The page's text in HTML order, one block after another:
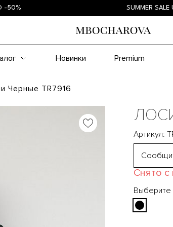
SUMMER SALE UP
Новинки Premium
Черные TR7916
Артикул:
Снято с
Выберите